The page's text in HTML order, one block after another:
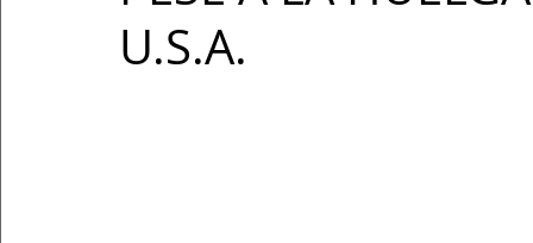
U.S.A.